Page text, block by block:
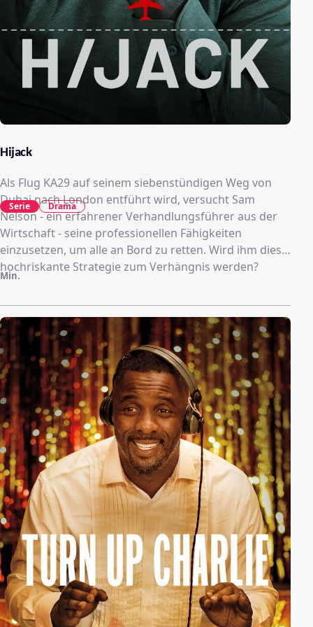
Hijack
Als Flug KA29 auf seinem siebenstündigen Weg von
Dubai nach London entführt wird, versucht Sam
Nelson - ein erfahrener Verhandlungsführer aus der
Wirtschaft - seine professionellen Fähigkeiten
einzusetzen, um alle an Bord zu retten. Wird ihm diese
hochriskante Strategie zum Verhängnis werden?
Min.
Serie Drama